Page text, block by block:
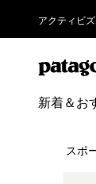
アクティビ
新着＆お
スポ